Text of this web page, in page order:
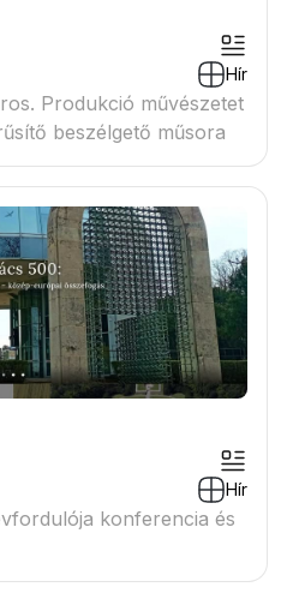
Hír
Produkció művészetet
beszélgető műsora
Hír
konferencia és